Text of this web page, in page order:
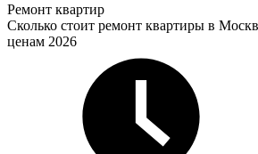
Ремонт квартир
Сколько стоит ремонт квартиры в
ценам 2026